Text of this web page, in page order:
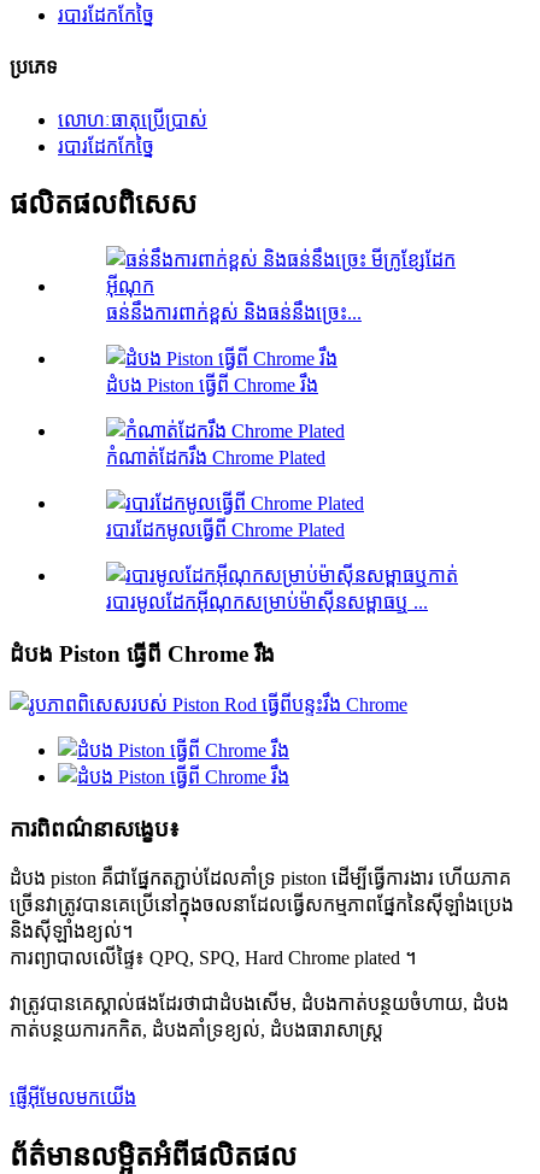
របារដែកកែច្នៃ
ប្រភេទ
លោហៈធាតុប្រើប្រាស់
របារដែកកែច្នៃ
ផលិតផល​ពិសេស
ធន់នឹងការពាក់ខ្ពស់ និងធន់នឹងច្រេះ...
ដំបង Piston ធ្វើពី Chrome រឹង
កំណាត់ដែករឹង Chrome Plated
របារដែកមូលធ្វើពី Chrome Plated
របារមូលដែកអ៊ីណុកសម្រាប់ម៉ាស៊ីនសម្ពាធឬ ...
ដំបង Piston ធ្វើពី Chrome រឹង
ការពិពណ៌នាសង្ខេប៖
ដំបង piston គឺជាផ្នែកតភ្ជាប់ដែលគាំទ្រ piston ដើម្បីធ្វើការងារ ហើយភាគ
ច្រើនវាត្រូវបានគេប្រើនៅក្នុងចលនាដែលធ្វើសកម្មភាពផ្នែកនៃស៊ីឡាំងប្រេង
និងស៊ីឡាំងខ្យល់។
ការព្យាបាលលើផ្ទៃ៖ QPQ, SPQ, Hard Chrome plated ។
វាត្រូវបានគេស្គាល់ផងដែរថាជាដំបងសើម, ដំបងកាត់បន្ថយចំហាយ, ដំបង
កាត់បន្ថយការកកិត, ដំបងគាំទ្រខ្យល់, ដំបងធារាសាស្ត្រ
ផ្ញើអ៊ីមែលមកយើង
ព័ត៌មានលម្អិតអំពីផលិតផល